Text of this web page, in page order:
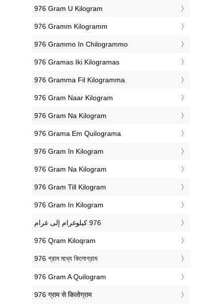
‎976 Gram U Kilogram
‎976 Gramm Kilogramm
‎976 Grammo In Chilogrammo
‎976 Gramas Iki Kilogramas
‎976 Gramma Fil Kilogramma
‎976 Gram Naar Kilogram
‎976 Gram Na Kilogram
‎976 Grama Em Quilograma
‎976 Gram în Kilogram
‎976 Gram Na Kilogram
‎976 Gram Till Kilogram
‎976 Gram In Kilogram
‎976 Qram Kiloqram
‎976 গ্রাম মধ্যে কিলোগ্রাম
‎976 Gram A Quilogram
‎976 ग्राम से किलोग्राम